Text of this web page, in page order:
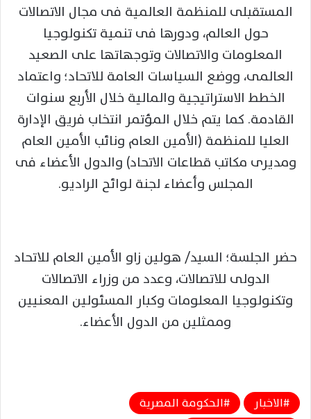
المستقبلى للمنظمة العالمية فى مجال الاتصالات
حول العالم، ودورها فى تنمية تكنولوجيا
المعلومات والاتصالات وتوجهاتها على الصعيد
العالمى، ووضع السياسات العامة للاتحاد؛ واعتماد
الخطط الاستراتيجية والمالية خلال الأربع سنوات
القادمة. كما يتم خلال المؤتمر انتخاب فريق الإدارة
العليا للمنظمة (الأمين العام ونائب الأمين العام
ومديرى مكاتب قطاعات الاتحاد) والدول الأعضاء فى
المجلس وأعضاء لجنة لوائح الراديو.
حضر الجلسة؛ السيد/ هولين زاو الأمين العام للاتحاد
الدولى للاتصالات، وعدد من وزراء الاتصالات
وتكنولوجيا المعلومات وكبار المسئولين المعنيين
وممثلين من الدول الأعضاء.
الاخبار
الحكومة المصرية